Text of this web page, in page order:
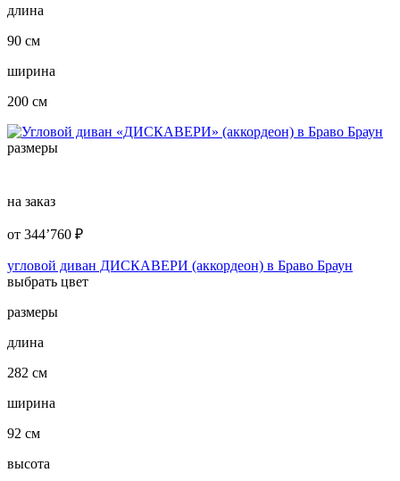
длина
90 см
ширина
200 см
размеры
на заказ
от 344’760 ₽
угловой диван ДИСКАВЕРИ (аккордеон) в Браво Браун
выбрать цвет
размеры
длина
282 см
ширина
92 см
высота